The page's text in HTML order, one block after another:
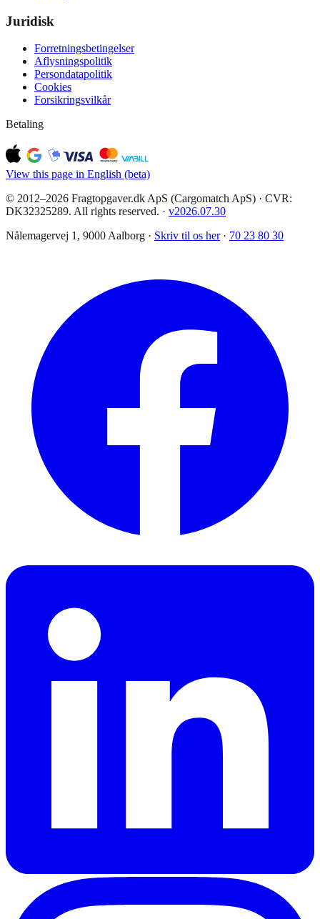
Juridisk
Forretningsbetingelser
Aflysningspolitik
Persondatapolitik
Cookies
Forsikringsvilkår
Betaling
View this page in English (beta)
© 2012–2026 Fragtopgaver.dk ApS (Cargomatch ApS) · CVR:
DK32325289. All rights reserved. · v2026.07.30
Nålemagervej 1, 9000 Aalborg · Skriv til os her · 70 23 80 30